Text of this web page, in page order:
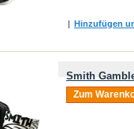
| Hinzufügen
Smith
Zum